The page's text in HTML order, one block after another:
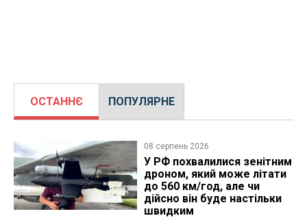
ОСТАННЄ ПОПУЛЯРНЕ
08 серпень 2026
У РФ похвалилися зенітним
дроном, який може літати
до 560 км/год, але чи
дійсно він буде настільки
швидким